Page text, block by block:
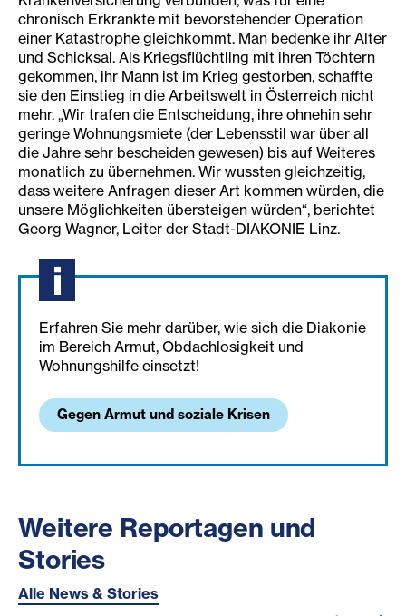
chronisch Erkrankte mit bevorstehender Operation
einer Katastrophe gleichkommt. Man bedenke ihr Alter
und Schicksal. Als Kriegsflüchtling mit ihren Töchtern
gekommen, ihr Mann ist im Krieg gestorben, schaffte
sie den Einstieg in die Arbeitswelt in Österreich nicht
mehr. „Wir trafen die Entscheidung, ihre ohnehin sehr
geringe Wohnungsmiete (der Lebensstil war über all
die Jahre sehr bescheiden gewesen) bis auf Weiteres
monatlich zu übernehmen. Wir wussten gleichzeitig,
dass weitere Anfragen dieser Art kommen würden, die
unsere Möglichkeiten übersteigen würden“, berichtet
Georg Wagner, Leiter der Stadt-DIAKONIE Linz.
Erfahren Sie mehr darüber, wie sich die Diakonie
im Bereich Armut, Obdachlosigkeit und
Wohnungshilfe einsetzt!
Gegen Armut und soziale Krisen
Weitere Reportagen und
Stories
Alle News & Stories